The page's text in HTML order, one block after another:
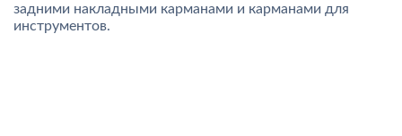
задними накладными карманами и карманами для
инструментов.